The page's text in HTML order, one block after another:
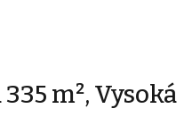
m², Vysoká